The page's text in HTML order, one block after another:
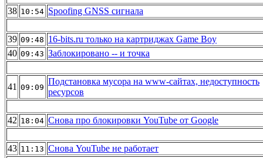
38 10:54 Spoofing GNSS сигнала
39 09:48 16-bits.ru только на картриджах Game Boy
40 09:43 Заблокировано -- и точка
41 09:09
Подстановка мусора на www-сайтах, недоступность
ресурсов
42 18:04 Снова про блокировки YouTube от Google
43 11:13 Снова YouTube не работает